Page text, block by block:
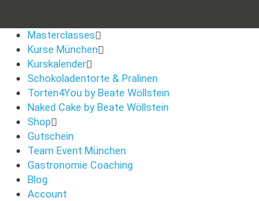
Masterclasses
Kurse München
Kurskalender
Schokoladentorte & Pralinen
Torten4You by Beate Wöllstein
Naked Cake by Beate Wöllstein
Shop
Gutschein
Team Event München
Gastronomie Coaching
Blog
Account